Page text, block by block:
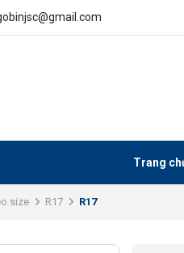
Trang
size R17 R17